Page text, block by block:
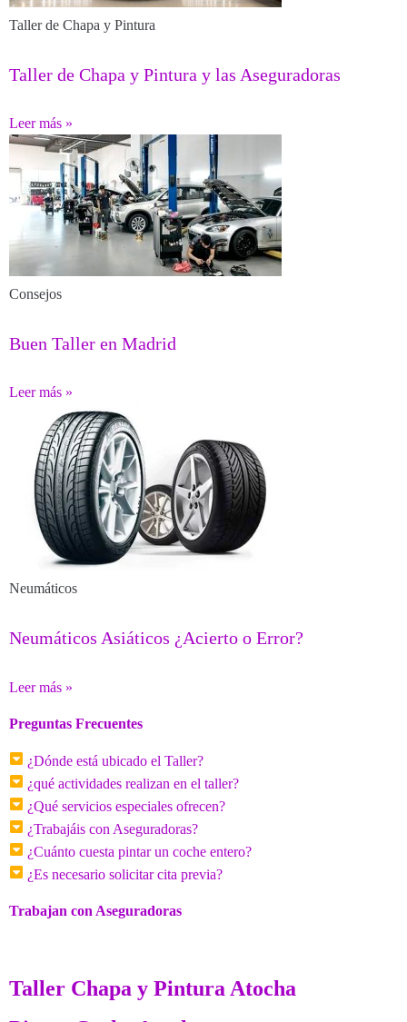
Taller de Chapa y Pintura
Taller de Chapa y Pintura y las Aseguradoras
Leer más »
Consejos
Buen Taller en Madrid
Leer más »
Neumáticos
Neumáticos Asiáticos ¿Acierto o Error?
Leer más »
Preguntas Frecuentes
¿Dónde está ubicado el Taller?
¿qué actividades realizan en el taller?
¿Qué servicios especiales ofrecen?
¿Trabajáis con Aseguradoras?
¿Cuánto cuesta pintar un coche entero?
¿Es necesario solicitar cita previa?
Trabajan con Aseguradoras
Taller Chapa y Pintura Atocha